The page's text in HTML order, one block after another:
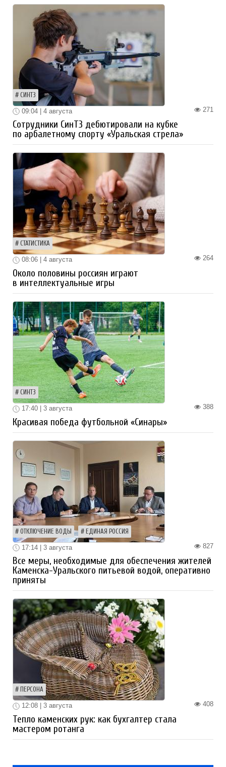
СИНТЗ
271
09:04 | 4 августа
Сотрудники СинТЗ дебютировали на кубке
по арбалетному спорту «Уральская стрела»
СТАТИСТИКА
264
08:06 | 4 августа
Около половины россиян играют
в интеллектуальные игры
СИНТЗ
388
17:40 | 3 августа
Красивая победа футбольной «Синары»
ОТКЛЮЧЕНИЕ ВОДЫ ЕДИНАЯ РОССИЯ
827
17:14 | 3 августа
Все меры, необходимые для обеспечения жителей
Каменска-Уральского питьевой водой, оперативно
приняты
ПЕРСОНА
408
12:08 | 3 августа
Тепло каменских рук: как бухгалтер стала
мастером ротанга